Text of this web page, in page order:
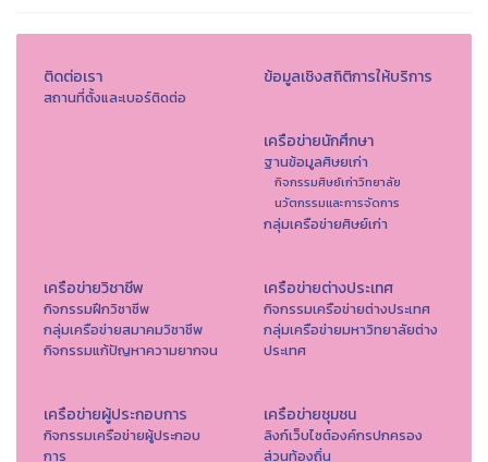
ติดต่อเรา
สถานที่ตั้งและเบอร์ติดต่อ
ข้อมูลเชิงสถิติการให้บริการ
เครือข่ายนักศึกษา
ฐานข้อมูลศิษยเก่า
กิจกรรมศิษย์เก่าวิทยาลัย
นวัตกรรมและการจัดการ
กลุ่มเครือข่ายศิษย์เก่า
เครือข่ายวิชาชีพ
กิจกรรมฝึกวิชาชีพ
กลุ่มเครือข่ายสมาคมวิชาชีพ
กิจกรรมแก้ปัญหาความยากจน
เครือข่ายต่างประเทศ
กิจกรรมเครือข่ายต่างประเทศ
กลุ่มเครือข่ายมหาวิทยาลัยต่าง
ประเทศ
เครือข่ายผู้ประกอบการ
กิจกรรมเครือข่ายผู้ประกอบ
การ
เครือข่ายชุมชน
ลิงก์เว็บไซต์องค์กรปกครอง
ส่วนท้องถิ่น